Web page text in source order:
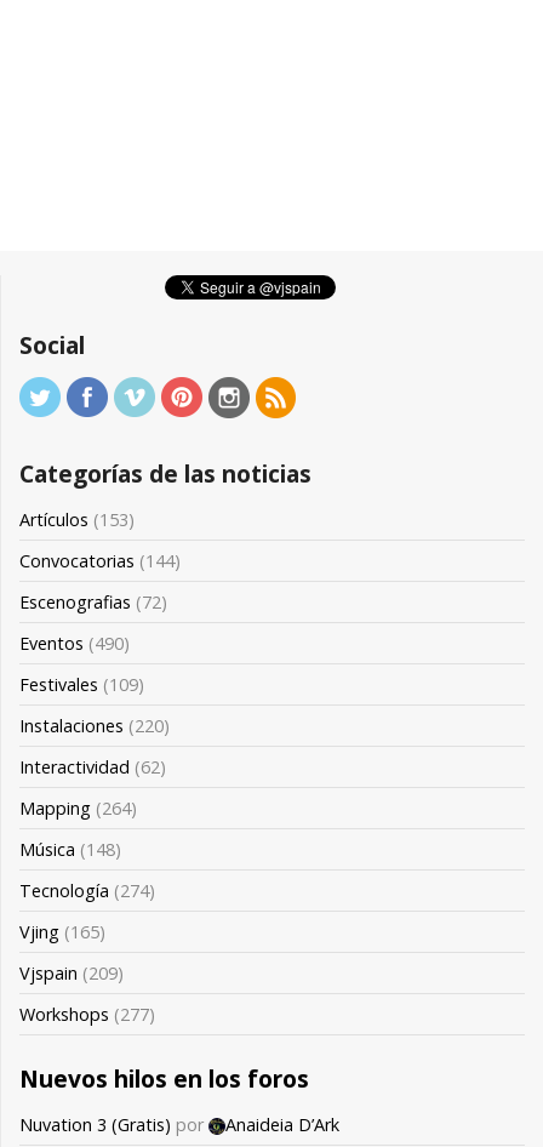
Social
Categorías de las noticias
Artículos (153)
Convocatorias (144)
Escenografias (72)
Eventos (490)
Festivales (109)
Instalaciones (220)
Interactividad (62)
Mapping (264)
Música (148)
Tecnología (274)
Vjing (165)
Vjspain (209)
Workshops (277)
Nuevos hilos en los foros
Nuvation 3 (Gratis) por
Anaideia D’Ark